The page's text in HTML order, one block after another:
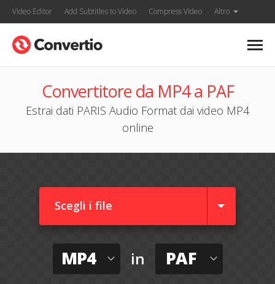
Video Editor Add Subtitles to Video Compress Video Altro
Convertitore da MP4 a PAF
Estrai dati PARIS Audio Format dai video MP4
online
Scegli i file
MP4 in PAF